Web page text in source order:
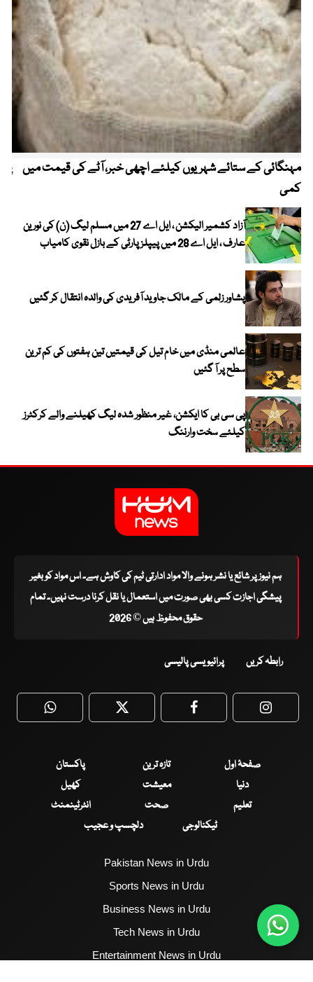
مہنگائی کے ستائے شہریوں کیلئے اچھی خبر، آٹے کی قیمت میں
کمی
آزاد کشمیر الیکشن ، ایل اے 27 میں مسلم لیگ (ن) کی نورین
عارف ، ایل اے 28 میں پیپلز پارٹی کے بازل نقوی کامیاب
پشاور زلمی کے مالک جاوید آفریدی کی والدہ انتقال کر گئیں
عالمی منڈی میں خام تیل کی قیمتیں تین ہفتوں کی کم ترین
سطح پر آ گئیں
پی سی بی کا ایکشن، غیر منظور شدہ لیگ کھیلنے والے کرکٹرز
کیلئے سخت وارننگ
ہم نیوز پر شائع یا نشر ہونے والا مواد ادارتی ٹیم کی کاوش ہے۔ اس مواد کو بغیر
پیشگی اجازت کسی بھی صورت میں استعمال یا نقل کرنا درست نہیں۔ تمام
حقوق محفوظ ہیں © 2026
رابطہ کریں پرائیویسی پالیسی
WhatsApp Twitter Facebook
صفحۂ اول تازہ ترین
پاکستان
دنیا
معیشت
کھیل
تعلیم
صحت
انٹرٹینمنٹ
ٹیکنالوجی
دلچسپ و عجیب
Pakistan News in Urdu
Sports News in Urdu
Business News in Urdu
Tech News in Urdu
Entertainment News in Urdu